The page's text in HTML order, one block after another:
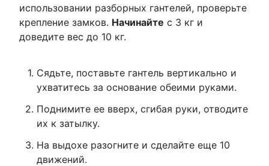
использовании разборных гантелей, проверьте
крепление замков. Начинайте с 3 кг и
доведите вес до 10 кг.
Сядьте, поставьте гантель вертикально и
ухватитесь за основание обеими руками.
Поднимите ее вверх, сгибая руки, отводите
их к затылку.
На выдохе разогните и сделайте еще 10
движений.